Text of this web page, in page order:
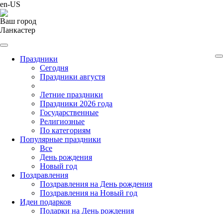
en-US
Ваш город
Ланкастер
Праздники
Cегодня
Праздники августя
Летние праздники
Праздники 2026 года
Государственные
Религиозные
По категориям
Популярные праздники
Все
День рождения
Новый год
Поздравления
Поздравления на День рождения
Поздравления на Новый год
Идеи подарков
Подарки на День рождения